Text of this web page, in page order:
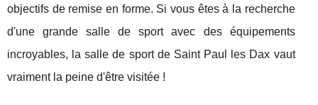
objectifs de remise en forme. Si vous êtes à la recherche
d'une grande salle de sport avec des équipements
incroyables, la salle de sport de Saint Paul les Dax vaut
vraiment la peine d'être visitée !